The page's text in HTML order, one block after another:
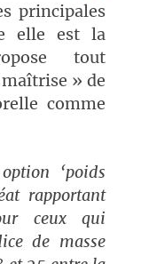
principales
elle est la
tout
» de
comme
‘poids
rapportant
ceux qui
de masse